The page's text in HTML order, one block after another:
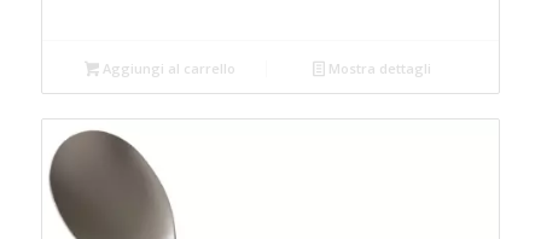
Aggiungi al carrello Mostra dettagli